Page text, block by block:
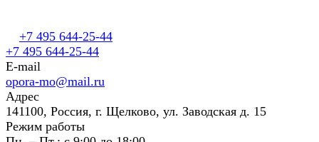
+7 495 644-25-44
+7 495 644-25-44
E-mail
opora-mo@mail.ru
Адрес
141100, Россия, г. Щелково, ул. Заводская д. 15
Режим работы